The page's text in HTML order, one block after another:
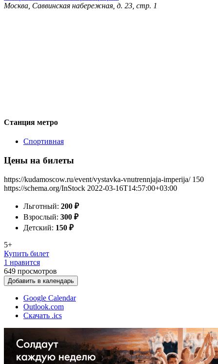
Москва, Саввинская набережная, д. 23, стр. 1
Станция метро
Спортивная
Цены на билеты
https://kudamoscow.ru/event/vystavka-vnutrennjaja-imperija/ 150
https://schema.org/InStock 2022-03-16T14:57:00+03:00
Льготный: 200 ₽
Взрослый: 300 ₽
Детский: 150 ₽
5+
Купить билет
1 нравится
649 просмотров
Добавить в календарь
Google Calendar
Outlook.com
Скачать .ics